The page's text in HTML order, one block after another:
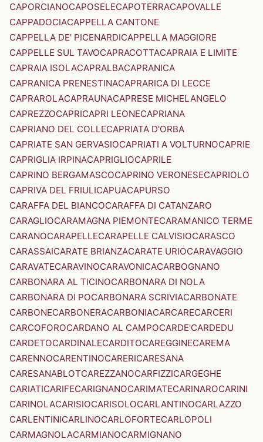
CAPORCIANOCAPOSELECAPOTERRACAPOVALLE
CAPPADOCIACAPPELLA CANTONE
CAPPELLA DE' PICENARDICAPPELLA MAGGIORE
CAPPELLE SUL TAVOCAPRACOTTACAPRAIA E LIMITE
CAPRAIA ISOLACAPRALBACAPRANICA
CAPRANICA PRENESTINACAPRARICA DI LECCE
CAPRAROLACAPRAUNACAPRESE MICHELANGELO
CAPREZZOCAPRICAPRI LEONECAPRIANA
CAPRIANO DEL COLLECAPRIATA D'ORBA
CAPRIATE SAN GERVASIOCAPRIATI A VOLTURNOCAPRIE
CAPRIGLIA IRPINACAPRIGLIOCAPRILE
CAPRINO BERGAMASCOCAPRINO VERONESECAPRIOLO
CAPRIVA DEL FRIULICAPUACAPURSO
CARAFFA DEL BIANCOCARAFFA DI CATANZARO
CARAGLIOCARAMAGNA PIEMONTECARAMANICO TERME
CARANOCARAPELLECARAPELLE CALVISIOCARASCO
CARASSAICARATE BRIANZACARATE URIOCARAVAGGIO
CARAVATECARAVINOCARAVONICACARBOGNANO
CARBONARA AL TICINOCARBONARA DI NOLA
CARBONARA DI POCARBONARA SCRIVIACARBONATE
CARBONECARBONERACARBONIACARCARECARCERI
CARCOFOROCARDANO AL CAMPOCARDE'CARDEDU
CARDETOCARDINALECARDITOCAREGGINECAREMA
CARENNOCARENTINOCARERICARESANA
CARESANABLOTCAREZZANOCARFIZZICARGEGHE
CARIATICARIFECARIGNANOCARIMATECARINAROCARINI
CARINOLACARISIOCARISOLOCARLANTINOCARLAZZO
CARLENTINICARLINOCARLOFORTECARLOPOLI
CARMAGNOLACARMIANOCARMIGNANO